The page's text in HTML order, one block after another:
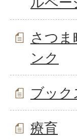
さつま
ンク
ブック
療育